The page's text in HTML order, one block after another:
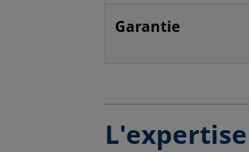
Garantie